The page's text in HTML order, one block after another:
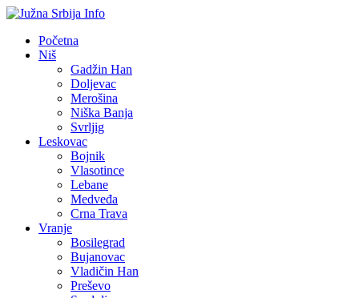
Početna
Niš
Gadžin Han
Doljevac
Merošina
Niška Banja
Svrljig
Leskovac
Bojnik
Vlasotince
Lebane
Medveđa
Crna Trava
Vranje
Bosilegrad
Bujanovac
Vladičin Han
Preševo